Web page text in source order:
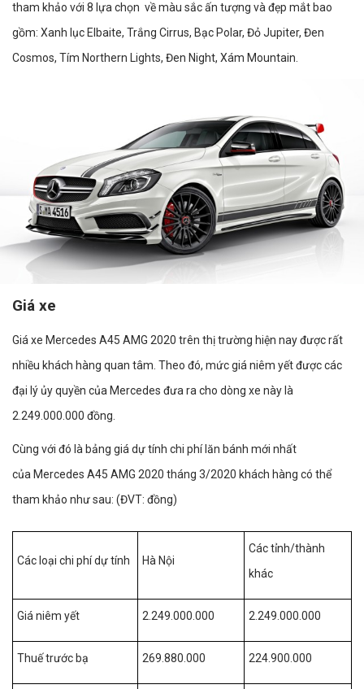
tham khảo với 8 lựa chọn về màu sắc ấn tượng và đẹp mắt bao
gồm: Xanh lục Elbaite, Trắng Cirrus, Bạc Polar, Đỏ Jupiter, Đen
Cosmos, Tím Northern Lights, Đen Night, Xám Mountain.
Giá xe
Giá xe Mercedes A45 AMG 2020 trên thị trường hiện nay được rất
nhiều khách hàng quan tâm. Theo đó, mức giá niêm yết được các
đại lý ủy quyền của Mercedes đưa ra cho dòng xe này là
2.249.000.000 đồng.
Cùng với đó là bảng giá dự tính chi phí lăn bánh mới nhất
của Mercedes A45 AMG 2020 tháng 3/2020 khách hàng có thể
tham khảo như sau: (ĐVT: đồng)
Các loại chi phí dự tính Hà Nội
Các tỉnh/thành
khác
Giá niêm yết 2.249.000.000 2.249.000.000
Thuế trước bạ 269.880.000 224.900.000